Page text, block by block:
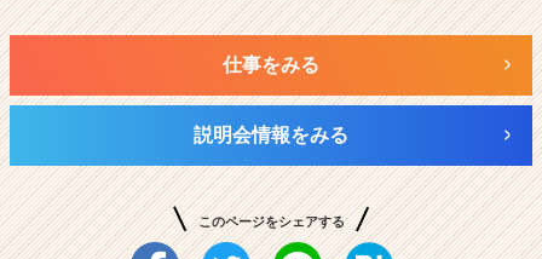
仕事をみる
説明会情報をみる
このページをシェアする